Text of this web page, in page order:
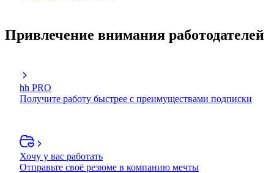
Привлечение внимания работодателей
hh PRO
Получите работу быстрее с преимуществами подписки
Хочу у вас работать
Отправьте своё резюме в компанию мечты